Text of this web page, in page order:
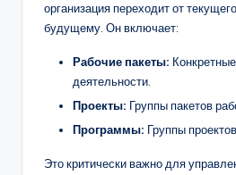
организация переходит от
будущему. Он включает:
Рабочие пакеты:
деятельности.
Проекты: Группы пакетов
Программы: Группы
Это критически важно для